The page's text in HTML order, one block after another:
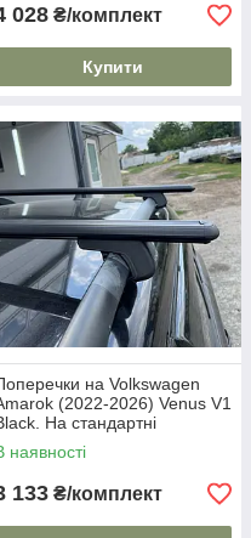
028 ₴/комплект
Купити
на Volkswagen
(2022-2026) Venus V1
На стандартні
Без замка. Чорні
наявності
133 ₴/комплект